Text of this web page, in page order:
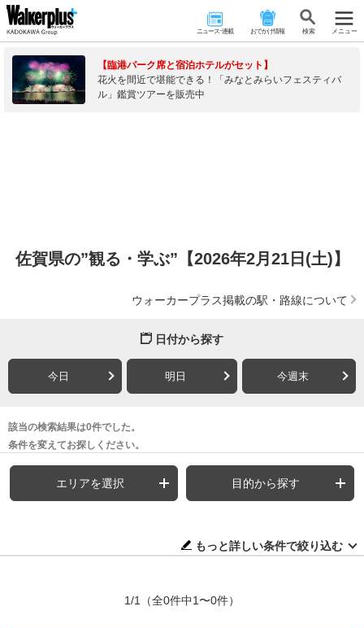
ニュース･連載 おでかけ情報 検 索 メニュー
【臨港パーク席と宿泊ホテルがセット】
花火を間近で堪能できる！「みなとみらいフェスティバ
ル」鑑賞ツアーを販売中
佐賀県の”観る・学ぶ”【2026年2月21日(土)】
ウォーカープラス掲載の駅・路線について
日付から探す
今日 明日 今週末
該当の検索結果は0件でした。
条件を変えてお探しください。
エリアを選択 目的から探す
もっと詳しい条件で絞り込む
1/1 （全0件中1〜0件）